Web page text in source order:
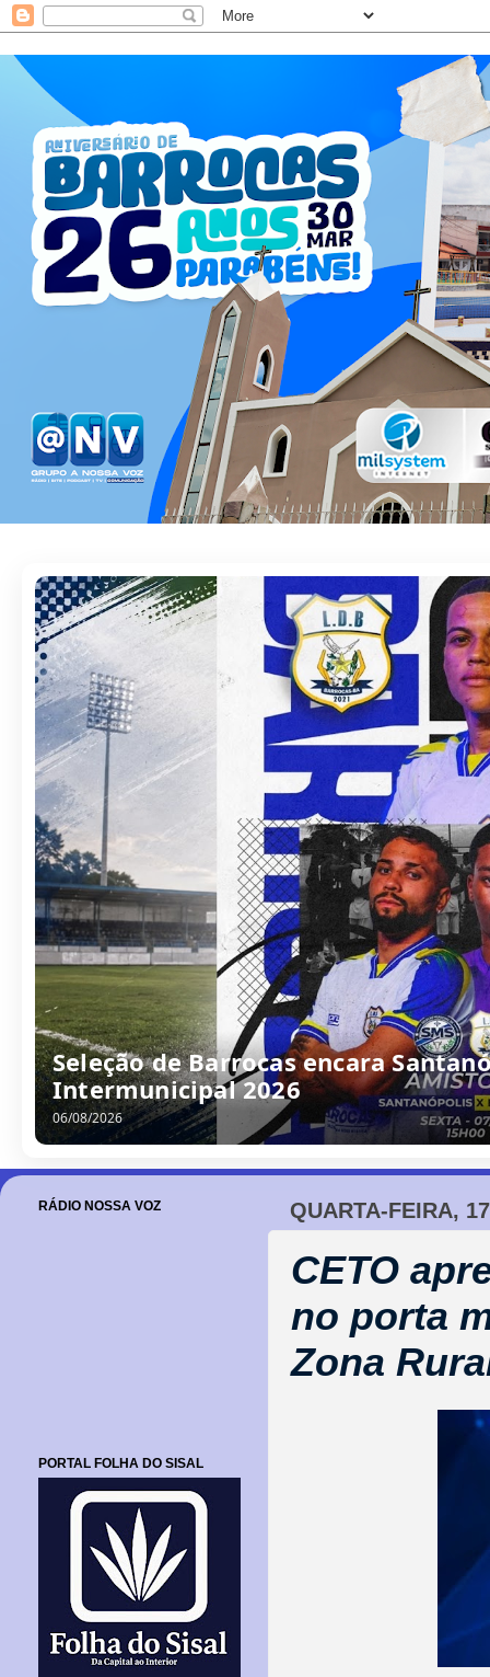
Seleção de Barrocas encara
Intermunicipal 2026
06/08/2026
QUARTA-FEIRA,
CETO
no porta
Zona
RÁDIO NOSSA VOZ
PORTAL FOLHA DO SISAL